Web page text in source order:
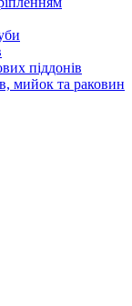
піддонів
мийок та раковин